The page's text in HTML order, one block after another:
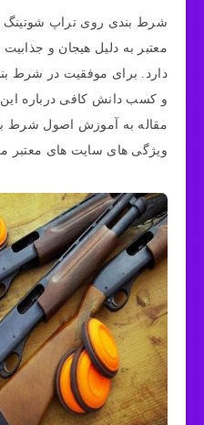
شرط بندی روی تراپ شوتینگ
معتبر به دلیل هیجان و
دارد. برای موفقیت در شرط
و کسب دانش کافی درباره
مقاله به آموزش اصول شرط
ویژگی های سایت های معتبر